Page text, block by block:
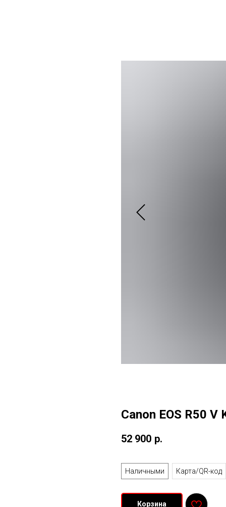
Canon EOS R50
52 900 р.
Наличными
Карта/QR-код
Корзина